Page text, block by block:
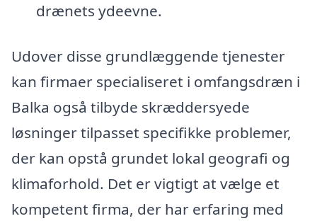
drænets ydeevne.
Udover disse grundlæggende tjenester
kan firmaer specialiseret i omfangsdræn i
Balka også tilbyde skræddersyede
løsninger tilpasset specifikke problemer,
der kan opstå grundet lokal geografi og
klimaforhold. Det er vigtigt at vælge et
kompetent firma, der har erfaring med